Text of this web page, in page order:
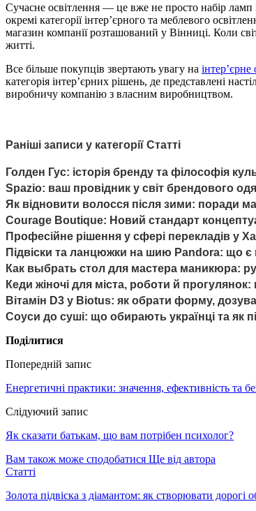
Сучасне освітлення — це вже не просто набір ламп
окремі категорії інтер’єрного та меблевого
магазин компанії розташований у Вінниці. Коли
житті.
Все більше покупців звертають увагу на інтер’єрне
категорія інтер’єрних рішень, де представлені
виробничу компанію з власним виробництвом.
Раніші записи у категорії Статті
Голден Гус: історія бренду та філософія
Spazio: ваш провідник у світ брендового
Як відновити волосся після зими: поради
Courage Boutique: Новий стандарт
Професійне рішення у сфері перекладів у
Підвіски та ланцюжки на шию Pandora: що є
Как выбрать стол для мастера маникюра:
Кеди жіночі для міста, роботи й
Вітамін D3 у Biotus: як обрати форму,
Соуси до суші: що обирають українці та як
Поділитися
Попередній запис
Енергетичні практики: значення, ефективність та
Слідуючий запис
Як сказати батькам, що вам потрібен психолог?
Вам також може сподобатися Ще від автора
Статті
Золота підвіска з діамантом: як створювати дорогі